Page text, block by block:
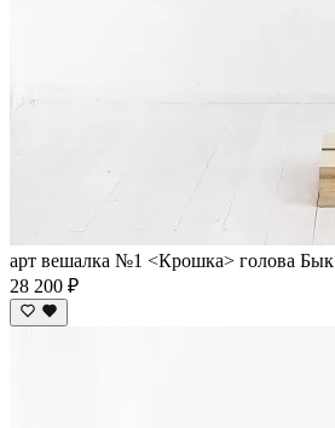
арт вешалка №1 <Крошка> голова Бык
28 200 ₽